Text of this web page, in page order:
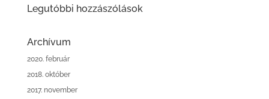
Legutóbbi hozzászólások
Archívum
2020. február
2018. október
2017. november